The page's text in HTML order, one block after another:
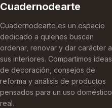
Cuadernodearte
Cuadernodearte es un espacio
dedicado a quienes buscan
ordenar, renovar y dar carácter a
sus interiores. Compartimos ideas
de decoración, consejos de
reforma y análisis de productos
pensados para un uso doméstico
real.